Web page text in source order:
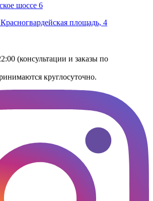
шоссе 6
площадь, 4
(консультации и заказы по
круглосуточно.